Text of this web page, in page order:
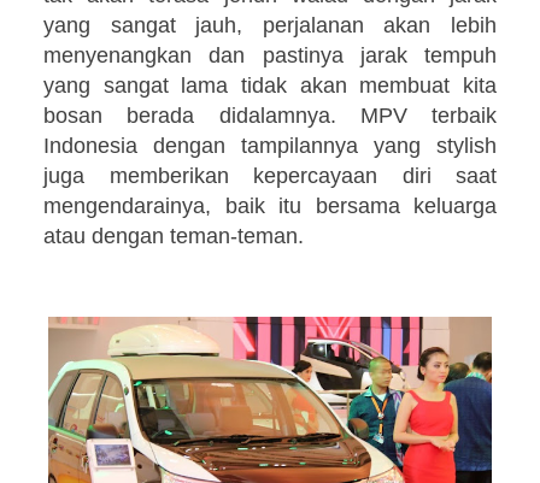
yang sangat jauh, perjalanan akan lebih
menyenangkan dan pastinya jarak tempuh
yang sangat lama tidak akan membuat kita
bosan berada didalamnya. MPV terbaik
Indonesia dengan tampilannya yang stylish
juga memberikan kepercayaan diri saat
mengendarainya, baik itu bersama keluarga
atau dengan teman-teman.